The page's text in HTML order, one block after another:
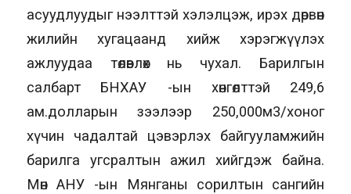
асуудлуудыг нээлттэй хэлэлцэж, ирэх дөрвөн
жилийн хугацаанд хийж хэрэгжүүлэх
ажлуудаа төлөвлөх нь чухал. Барилгын
салбарт БНХАУ -ын хөнгөлттэй 249,6
ам.долларын зээлээр 250,000м3/хоног
хүчин чадалтай цэвэрлэх байгууламжийн
барилга угсралтын ажил хийгдэж байна.
Мөн АНУ -ын Мянганы сорилтын сангийн